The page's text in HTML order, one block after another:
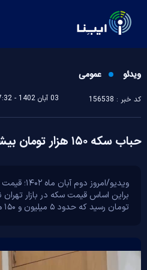
ویدئو عمومی
کد خبر : 156538 03 آبان 1402 - 17:32
حباب سکه ۱۵۰ هزار تومان بیشتر شد
تومان رسید که حدود ۵ میلیون و ۱۵۰ هزار تومان آن حباب است.